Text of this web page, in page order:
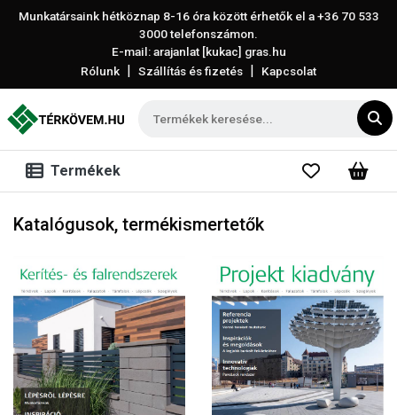
Munkatársaink hétköznap 8-16 óra között érhetők el a+36 70 533
3000telefonszámon.
E-mail: arajanlat [kukac] gras.hu
Rólunk | Szállítás és fizetés | Kapcsolat
Termékek
Katalógusok, termékismertetők